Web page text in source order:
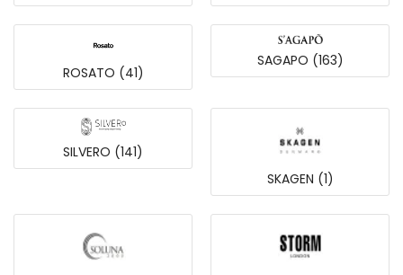
ROSATO (41)
SAGAPO (163)
SILVERO (141)
SKAGEN (1)